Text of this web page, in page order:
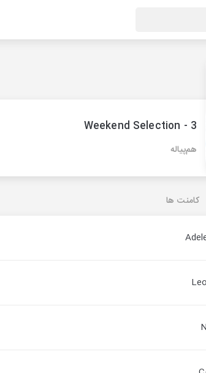
Weekend Selection - 3
هم‌پیاله
کامنت ها